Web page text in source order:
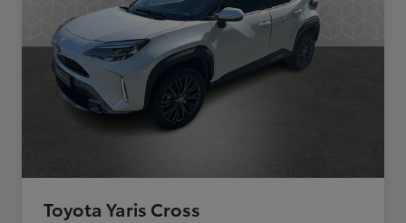
Toyota Yaris Cross